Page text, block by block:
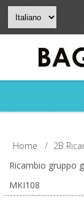
Home / 2B
Ricambio gruppo
MKI108